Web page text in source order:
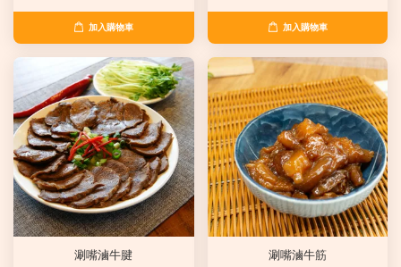
加入購物車 加入購物車
涮嘴滷牛腱
涮嘴滷牛筋